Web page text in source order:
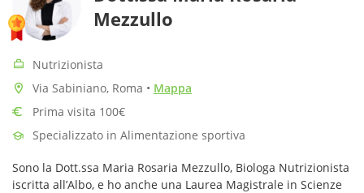
Mezzullo
Nutrizionista
Via Sabiniano, Roma • Mappa
Prima visita 100€
Specializzato in Alimentazione sportiva
Sono la Dott.ssa Maria Rosaria Mezzullo, Biologa Nutrizionista
iscritta all’Albo, e ho anche una Laurea Magistrale in Scienze